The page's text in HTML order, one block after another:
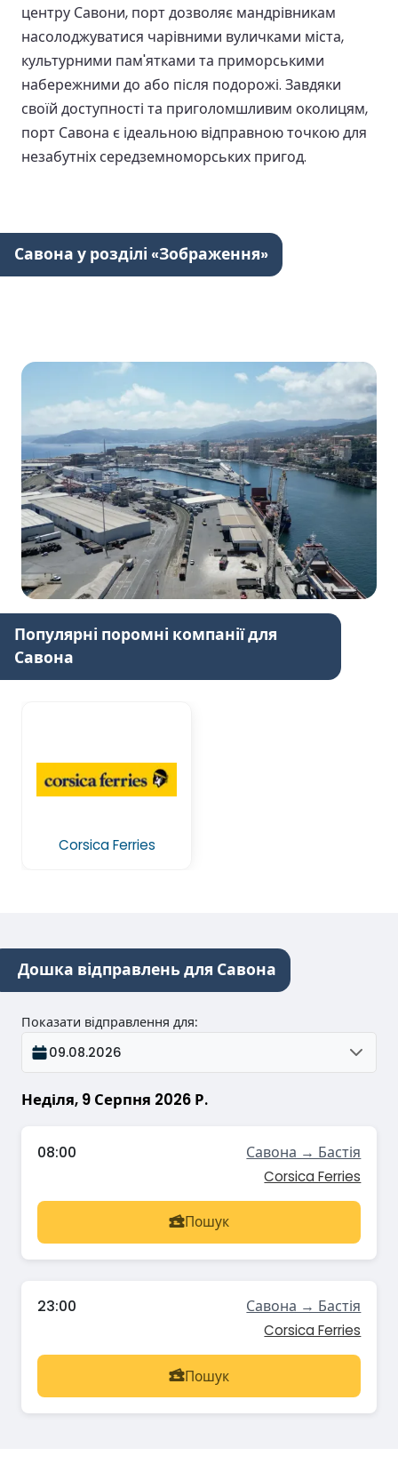
центру Савони, порт дозволяє мандрівникам
насолоджуватися чарівними вуличками міста,
культурними пам'ятками та приморськими
набережними до або після подорожі. Завдяки
своїй доступності та приголомшливим околицям,
порт Савона є ідеальною відправною точкою для
незабутніх середземноморських пригод.
Савона у розділі «Зображення»
Популярні поромні компанії для
Савона
Corsica Ferries
Дошка відправлень для Савона
Неділя, 9 Серпня 2026 Р.
Показати відправлення для:
09.08.2026
08:00 Савона → Бастія
Corsica Ferries
Пошук
23:00 Савона → Бастія
Corsica Ferries
Пошук